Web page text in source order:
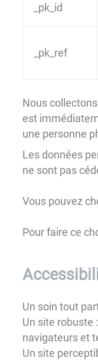
_pk_id
_pk_ref
Nous
est
une personne
Les données
ne sont pas
Vous pouvez
Pour faire ce
Un soin tout
Un site robuste
navigateurs et
Un site